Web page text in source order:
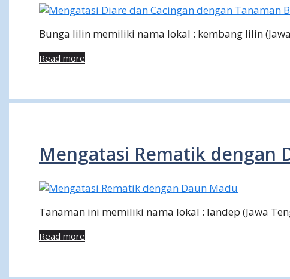
Bunga lilin memiliki nama lokal : kembang lilin
Read more
Mengatasi Rematik dengan
Tanaman ini memiliki nama lokal : landep (Jawa
Read more